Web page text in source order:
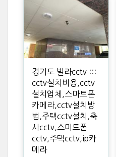
경기도 빌라cctv :::
cctv설치비용,cctv
설치업체,스마트폰
카메라,cctv설치방
법,주택cctv설치,축
사cctv,스마트폰
cctv,주택cctv,ip카
메라